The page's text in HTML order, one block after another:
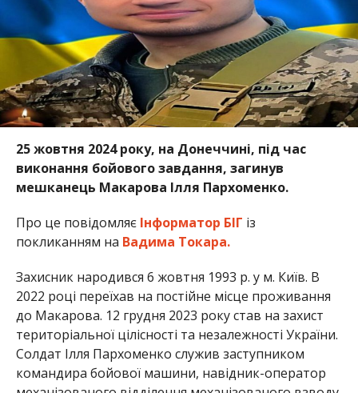
25 жовтня 2024 року, на Донеччині, під час
виконання бойового завдання, загинув
мешканець Макарова Ілля Пархоменко.
Про це повідомляє Інформатор БІГ із
покликанням на Вадима Токара.
Захисник народився 6 жовтня 1993 р. у м. Київ. В
2022 році переїхав на постійне місце проживання
до Макарова. 12 грудня 2023 року став на захист
територіальної цілісності та незалежності України.
Солдат Ілля Пархоменко служив заступником
командира бойової машини, навідник-оператор